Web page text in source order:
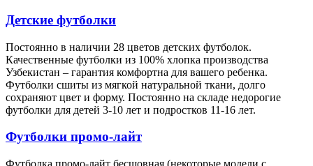
Детские футболки
Постоянно в наличии 28 цветов детских футболок.
Качественные футболки из 100% хлопка производства
Узбекистан – гарантия комфортна для вашего ребенка.
Футболки сшиты из мягкой натуральной ткани, долго
сохраняют цвет и форму. Постоянно на складе недорогие
футболки для детей 3-10 лет и подростков 11-16 лет.
Футболки промо-лайт
Футболка промо-лайт бесшовная (некоторые модели с